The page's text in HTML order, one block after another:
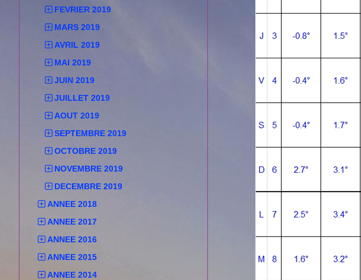
FEVRIER 2019
MARS 2019
AVRIL 2019
MAI 2019
JUIN 2019
JUILLET 2019
AOUT 2019
SEPTEMBRE 2019
OCTOBRE 2019
NOVEMBRE 2019
DECEMBRE 2019
ANNEE 2018
ANNEE 2017
ANNEE 2016
ANNEE 2015
ANNEE 2014